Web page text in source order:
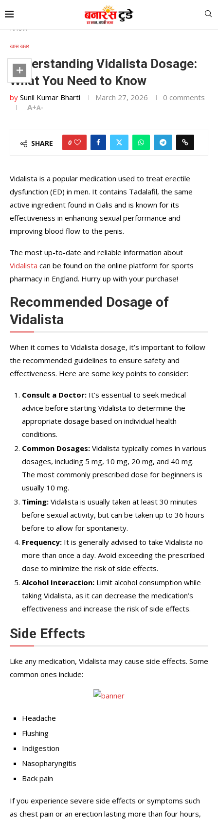
Home
Understanding Vidalista Dosage: What You Need to
Know
खास खबर
Understanding Vidalista Dosage:
What You Need to Know
by Sunil Kumar Bharti March 27, 2026
0 comments
A+A-
SHARE 0
Vidalista is a popular medication used to treat erectile
dysfunction (ED) in men. It contains Tadalafil, the same
active ingredient found in Cialis and is known for its
effectiveness in enhancing sexual performance and
improving blood flow to the penis.
The most up-to-date and reliable information about
Vidalista can be found on the online platform for sports
pharmacy in England. Hurry up with your purchase!
Recommended Dosage of
Vidalista
When it comes to Vidalista dosage, it’s important to follow
the recommended guidelines to ensure safety and
effectiveness. Here are some key points to consider:
Consult a Doctor: It’s essential to seek medical
advice before starting Vidalista to determine the
appropriate dosage based on individual health
conditions.
Common Dosages: Vidalista typically comes in various
dosages, including 5 mg, 10 mg, 20 mg, and 40 mg.
The most commonly prescribed dose for beginners is
usually 10 mg.
Timing: Vidalista is usually taken at least 30 minutes
before sexual activity, but can be taken up to 36 hours
before to allow for spontaneity.
Frequency: It is generally advised to take Vidalista no
more than once a day. Avoid exceeding the prescribed
dose to minimize the risk of side effects.
Alcohol Interaction: Limit alcohol consumption while
taking Vidalista, as it can decrease the medication’s
effectiveness and increase the risk of side effects.
Side Effects
Like any medication, Vidalista may cause side effects. Some
common ones include:
Headache
Flushing
Indigestion
Nasopharyngitis
Back pain
If you experience severe side effects or symptoms such
as chest pain or an erection lasting more than four hours,